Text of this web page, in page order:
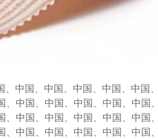
中国、中国、中国、中国、中国
、中国、中国、中国、中国、中
、中国、中国、中国、中国、中
、中国、中国、中国、中国、中国